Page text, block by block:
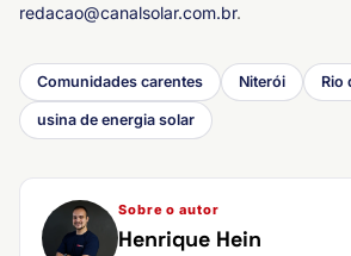
redacao@canalsolar.com.br.
Comunidades carentes Niterói Rio
usina de energia solar
Sobre o autor
Henrique Hein